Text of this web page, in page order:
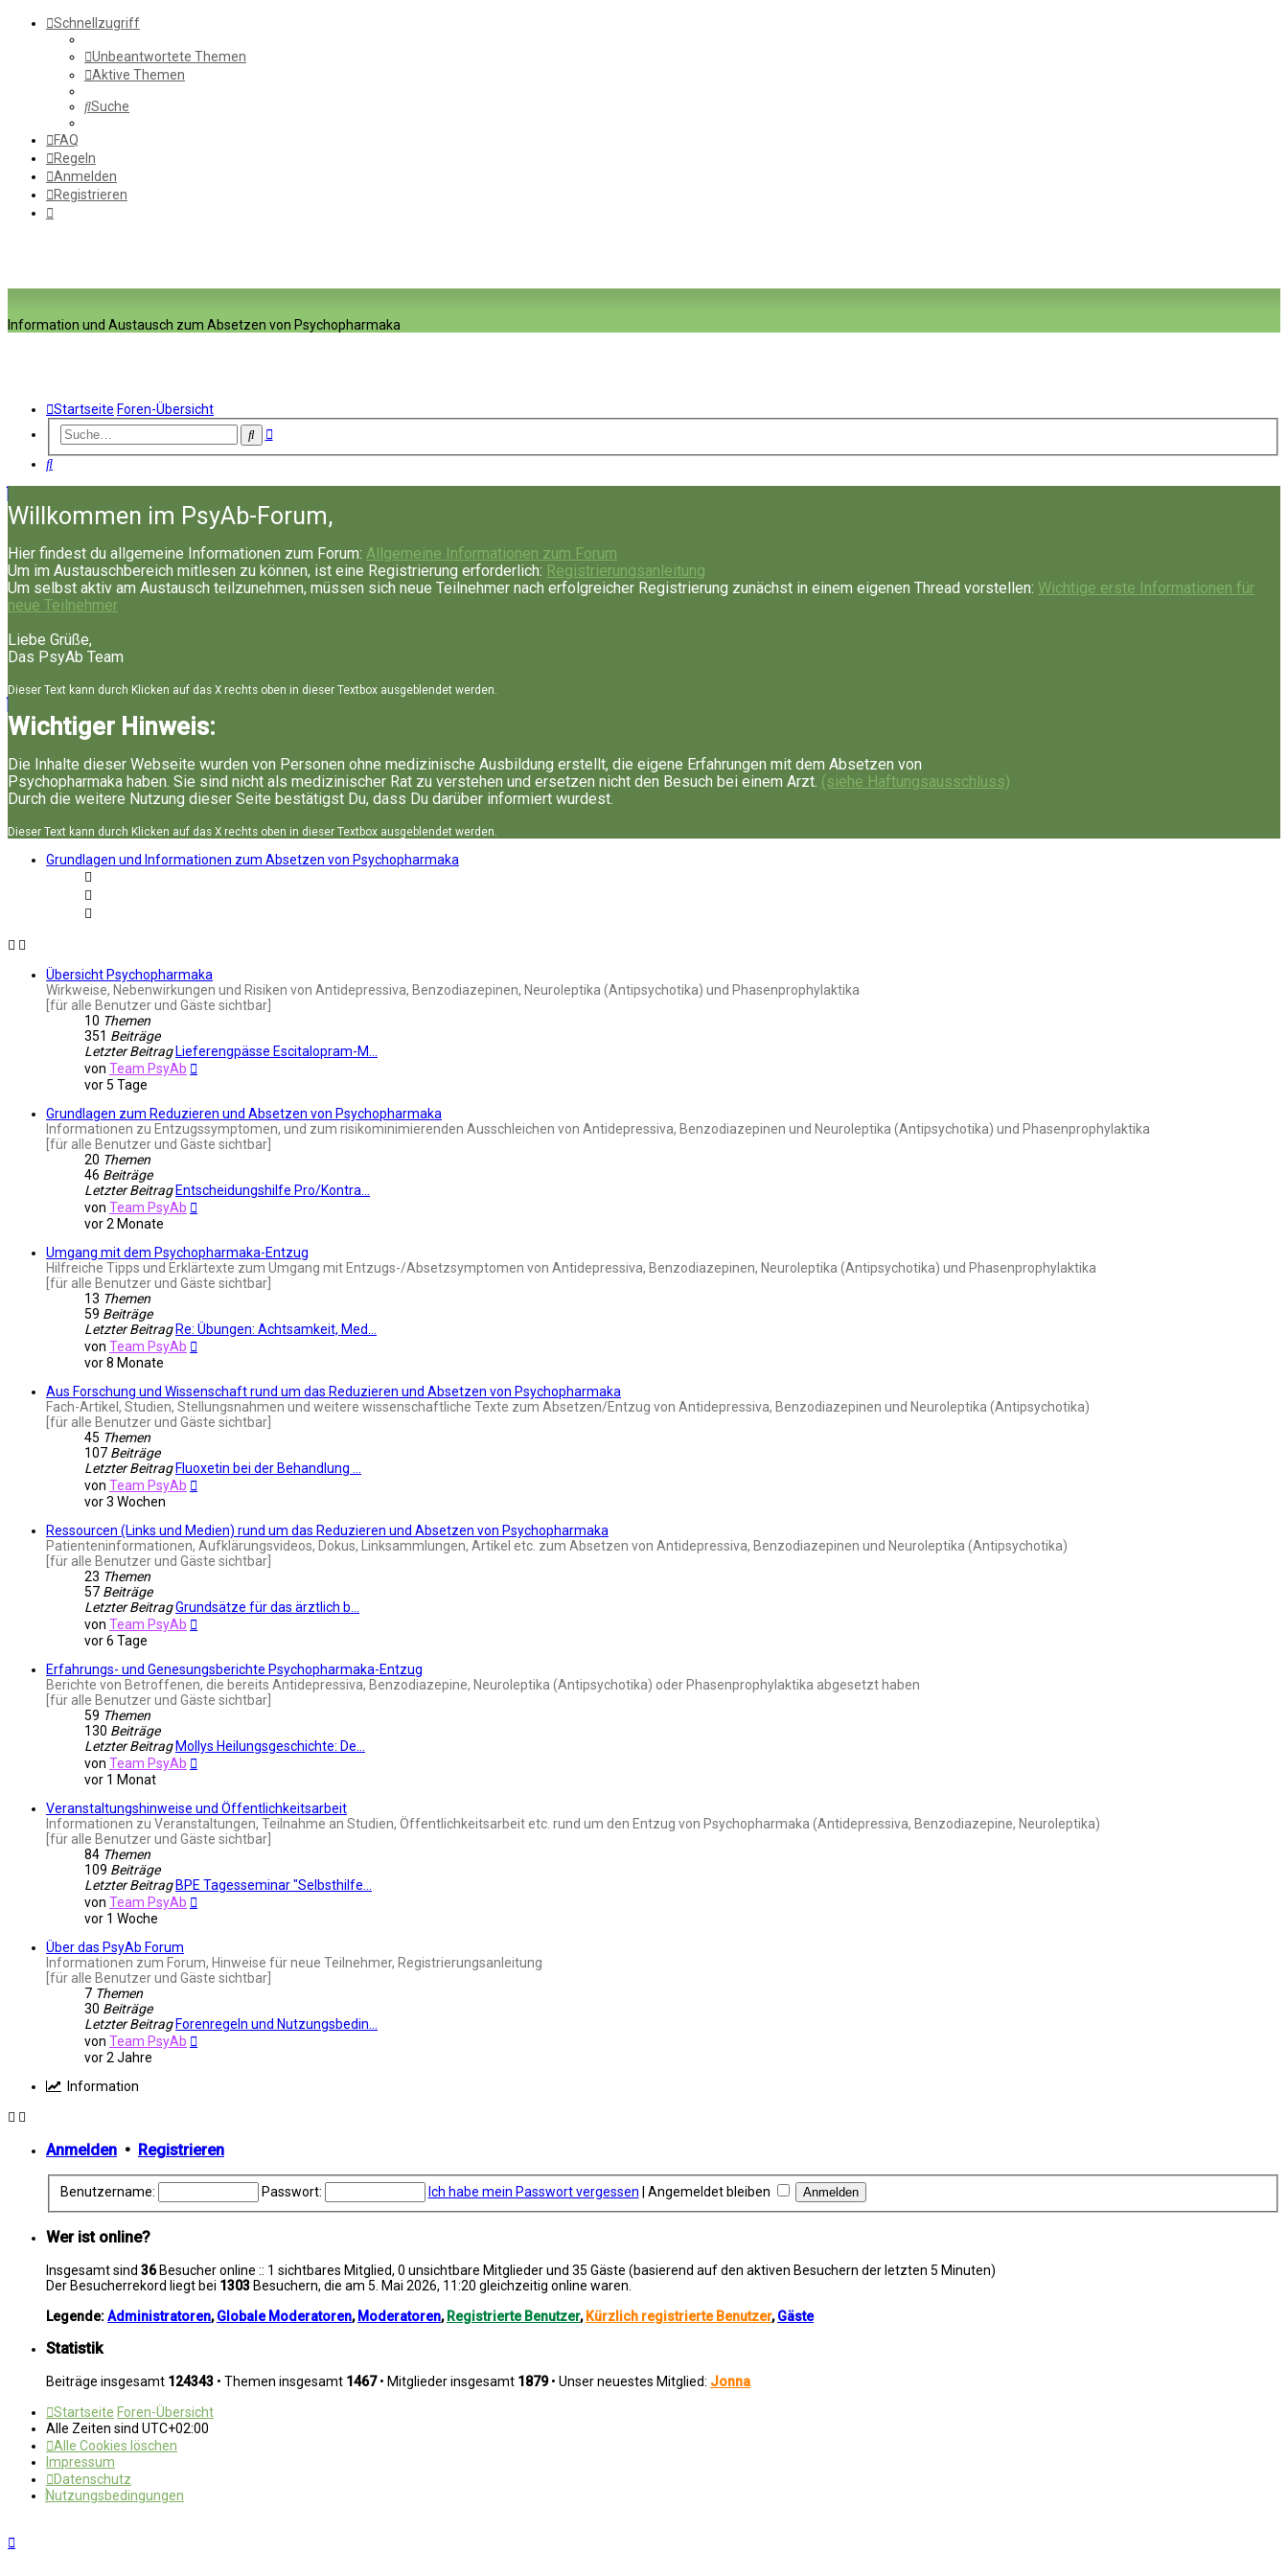
Schnellzugriff
Unbeantwortete Themen
Aktive Themen
Suche
FAQ
Regeln
Anmelden
Registrieren
Information und Austausch zum Absetzen von Psychopharmaka
Startseite Foren-Übersicht
SucheErweiterte
Suche
Willkommen im PsyAb-Forum,
Hier findest du allgemeine Informationen zum Forum: Allgemeine Informationen zum Forum
Um im Austauschbereich mitlesen zu können, ist eine Registrierung erforderlich: Registrierungsanleitung
Um selbst aktiv am Austausch teilzunehmen, müssen sich neue Teilnehmer nach erfolgreicher Registrierung zunächst in einem eigenen Thread vorstellen: Wichtige erste Informationen für
neue Teilnehmer
Liebe Grüße,
Das PsyAb Team
Dieser Text kann durch Klicken auf das X rechts oben in dieser Textbox ausgeblendet werden.
Wichtiger Hinweis:
Die Inhalte dieser Webseite wurden von Personen ohne medizinische Ausbildung erstellt, die eigene Erfahrungen mit dem Absetzen von
Psychopharmaka haben. Sie sind nicht als medizinischer Rat zu verstehen und ersetzen nicht den Besuch bei einem Arzt. (siehe Haftungsausschluss)
Durch die weitere Nutzung dieser Seite bestätigst Du, dass Du darüber informiert wurdest.
Dieser Text kann durch Klicken auf das X rechts oben in dieser Textbox ausgeblendet werden.
Grundlagen und Informationen zum Absetzen von Psychopharmaka
Übersicht Psychopharmaka
Wirkweise, Nebenwirkungen und Risiken von Antidepressiva, Benzodiazepinen, Neuroleptika (Antipsychotika) und Phasenprophylaktika
[für alle Benutzer und Gäste sichtbar]
10 Themen
351 Beiträge
Letzter Beitrag Lieferengpässe Escitalopram-M…
von Team PsyAb
vor 5 Tage
Grundlagen zum Reduzieren und Absetzen von Psychopharmaka
Informationen zu Entzugssymptomen, und zum risikominimierenden Ausschleichen von Antidepressiva, Benzodiazepinen und Neuroleptika (Antipsychotika) und Phasenprophylaktika
[für alle Benutzer und Gäste sichtbar]
20 Themen
46 Beiträge
Letzter Beitrag Entscheidungshilfe Pro/Kontra…
von Team PsyAb
vor 2 Monate
Umgang mit dem Psychopharmaka-Entzug
Hilfreiche Tipps und Erklärtexte zum Umgang mit Entzugs-/Absetzsymptomen von Antidepressiva, Benzodiazepinen, Neuroleptika (Antipsychotika) und Phasenprophylaktika
[für alle Benutzer und Gäste sichtbar]
13 Themen
59 Beiträge
Letzter Beitrag Re: Übungen: Achtsamkeit, Med…
von Team PsyAb
vor 8 Monate
Aus Forschung und Wissenschaft rund um das Reduzieren und Absetzen von Psychopharmaka
Fach-Artikel, Studien, Stellungsnahmen und weitere wissenschaftliche Texte zum Absetzen/Entzug von Antidepressiva, Benzodiazepinen und Neuroleptika (Antipsychotika)
[für alle Benutzer und Gäste sichtbar]
45 Themen
107 Beiträge
Letzter Beitrag Fluoxetin bei der Behandlung …
von Team PsyAb
vor 3 Wochen
Ressourcen (Links und Medien) rund um das Reduzieren und Absetzen von Psychopharmaka
Patienteninformationen, Aufklärungsvideos, Dokus, Linksammlungen, Artikel etc. zum Absetzen von Antidepressiva, Benzodiazepinen und Neuroleptika (Antipsychotika)
[für alle Benutzer und Gäste sichtbar]
23 Themen
57 Beiträge
Letzter BeitragGrundsätze für das ärztlich b…
von Team PsyAb
vor 6 Tage
Erfahrungs- und Genesungsberichte Psychopharmaka-Entzug
Berichte von Betroffenen, die bereits Antidepressiva, Benzodiazepine, Neuroleptika (Antipsychotika) oder Phasenprophylaktika abgesetzt haben
[für alle Benutzer und Gäste sichtbar]
59 Themen
130 Beiträge
Letzter Beitrag Mollys Heilungsgeschichte: De…
von Team PsyAb
vor 1 Monat
Veranstaltungshinweise und Öffentlichkeitsarbeit
Informationen zu Veranstaltungen, Teilnahme an Studien, Öffentlichkeitsarbeit etc. rund um den Entzug von Psychopharmaka (Antidepressiva, Benzodiazepine, Neuroleptika)
[für alle Benutzer und Gäste sichtbar]
84 Themen
109 Beiträge
Letzter Beitrag BPE Tagesseminar "Selbsthilfe…
von Team PsyAb
vor 1 Woche
Über das PsyAb Forum
Informationen zum Forum, Hinweise für neue Teilnehmer, Registrierungsanleitung
[für alle Benutzer und Gäste sichtbar]
7 Themen
30 Beiträge
Letzter Beitrag Forenregeln und Nutzungsbedin…
von Team PsyAb
vor 2 Jahre
Information
Anmelden • Registrieren
Benutzername: Passwort: Ich habe mein Passwort vergessen Angemeldet bleiben
Wer ist online?
Insgesamt sind 36Besucher online :: 1 sichtbares Mitglied, 0 unsichtbare Mitglieder und 35 Gäste (basierend auf den aktiven Besuchern der letzten 5 Minuten)
Der Besucherrekord liegt bei 1303 Besuchern, die am 5. Mai 2026, 11:20 gleichzeitig online waren.
Legende:Administratoren,Globale Moderatoren, Moderatoren, Registrierte Benutzer, Kürzlich registrierte Benutzer,Gäste
Statistik
Beiträge insgesamt 124343 • Themen insgesamt 1467• Mitglieder insgesamt 1879• Unser neuestes Mitglied: Jonna
Startseite Foren-Übersicht
Alle Zeiten sind UTC+02:00
Alle Cookies löschen
Impressum
Datenschutz
Nutzungsbedingungen